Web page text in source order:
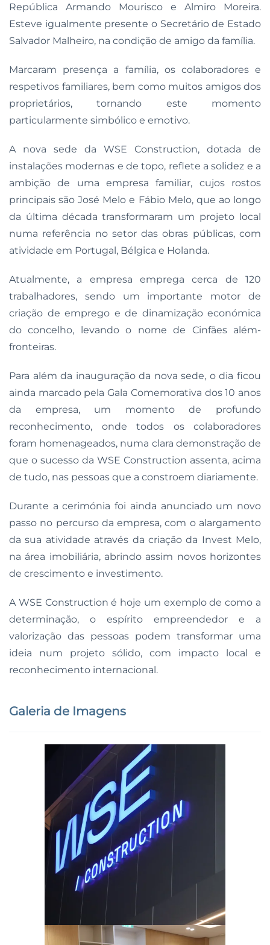
República Armando Mourisco e Almiro Moreira.
Esteve igualmente presente o Secretário de Estado
Salvador Malheiro, na condição de amigo da família.
Marcaram presença a família, os colaboradores e
respetivos familiares, bem como muitos amigos dos
proprietários, tornando este momento
particularmente simbólico e emotivo.
A nova sede da WSE Construction, dotada de
instalações modernas e de topo, reflete a solidez e a
ambição de uma empresa familiar, cujos rostos
principais são José Melo e Fábio Melo, que ao longo
da última década transformaram um projeto local
numa referência no setor das obras públicas, com
atividade em Portugal, Bélgica e Holanda.
Atualmente, a empresa emprega cerca de 120
trabalhadores, sendo um importante motor de
criação de emprego e de dinamização económica
do concelho, levando o nome de Cinfães além-
fronteiras.
Para além da inauguração da nova sede, o dia ficou
ainda marcado pela Gala Comemorativa dos 10 anos
da empresa, um momento de profundo
reconhecimento, onde todos os colaboradores
foram homenageados, numa clara demonstração de
que o sucesso da WSE Construction assenta, acima
de tudo, nas pessoas que a constroem diariamente.
Durante a cerimónia foi ainda anunciado um novo
passo no percurso da empresa, com o alargamento
da sua atividade através da criação da Invest Melo,
na área imobiliária, abrindo assim novos horizontes
de crescimento e investimento.
A WSE Construction é hoje um exemplo de como a
determinação, o espírito empreendedor e a
valorização das pessoas podem transformar uma
ideia num projeto sólido, com impacto local e
reconhecimento internacional.
Galeria de Imagens
Ampliar